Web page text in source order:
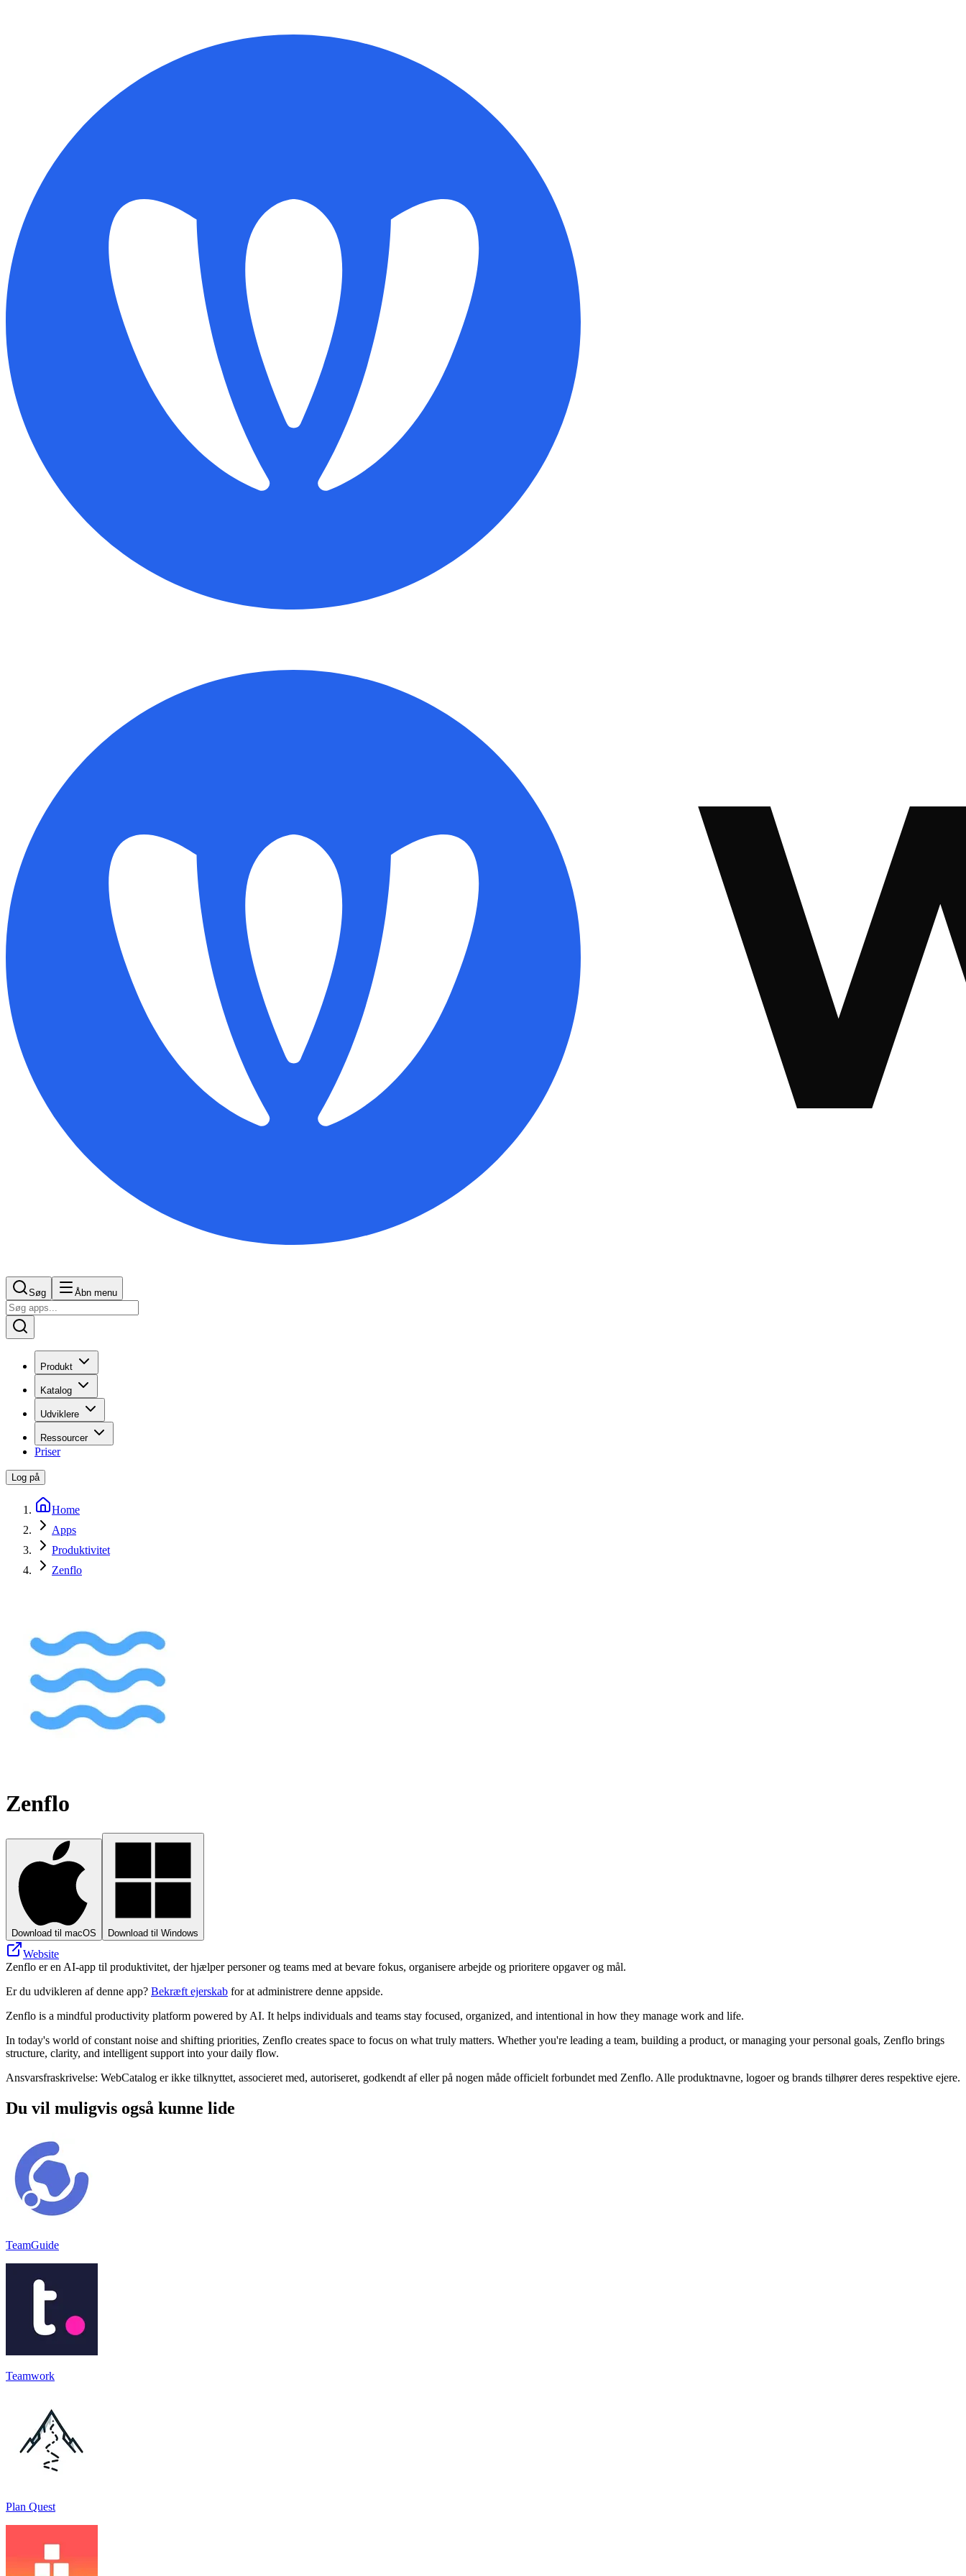
Søg Åbn menu
Produkt
Katalog
Udviklere
Ressourcer
Priser
Log på
Home
Apps
Produktivitet
Zenflo
Zenflo
Download til macOS Download til Windows
Website
Zenflo er en AI-app til produktivitet, der hjælper personer og teams med at bevare fokus, organisere arbejde og prioritere opgaver og mål.
Er du udvikleren af denne app? Bekræft ejerskab for at administrere denne appside.
Zenflo is a mindful productivity platform powered by AI. It helps individuals and teams stay focused, organized, and intentional in how they manage work and life.
In today's world of constant noise and shifting priorities, Zenflo creates space to focus on what truly matters. Whether you're leading a team, building a product, or managing your personal goals, Zenflo brings
structure, clarity, and intelligent support into your daily flow.
Ansvarsfraskrivelse: WebCatalog er ikke tilknyttet, associeret med, autoriseret, godkendt af eller på nogen måde officielt forbundet med Zenflo. Alle produktnavne, logoer og brands tilhører deres respektive ejere.
Du vil muligvis også kunne lide
TeamGuide
Teamwork
Plan Quest